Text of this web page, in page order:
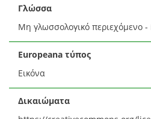
Γλώσσα
Μη γλωσσολογικό περιεχόμενο
Europeana τύπος
Εικόνα
Δικαιώματα